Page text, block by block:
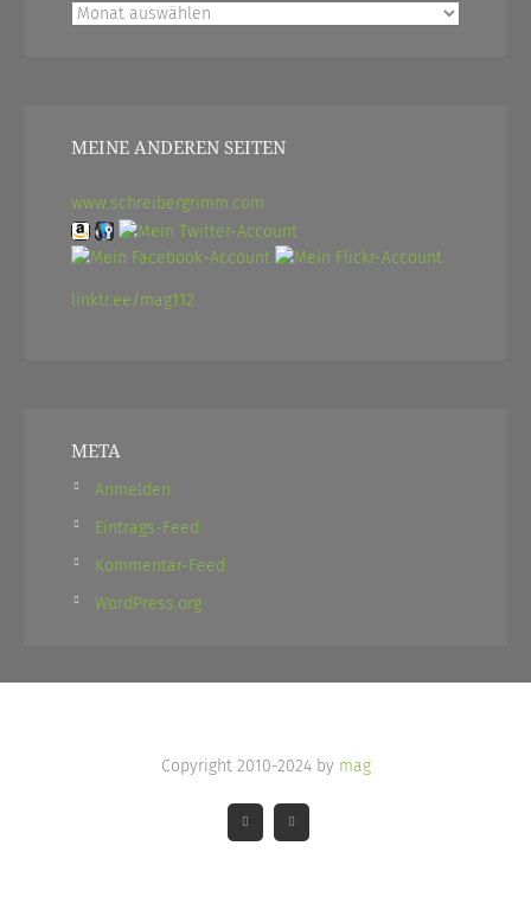
Archiv
MEINE ANDEREN SEITEN
www.schreibergrimm.com
linktr.ee/mag112
META
Anmelden
Eintrags-Feed
Kommentar-Feed
WordPress.org
Copyright 2010-2024 by mag